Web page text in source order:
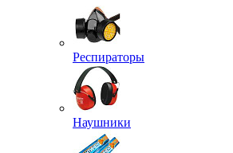
Респираторы
Наушники